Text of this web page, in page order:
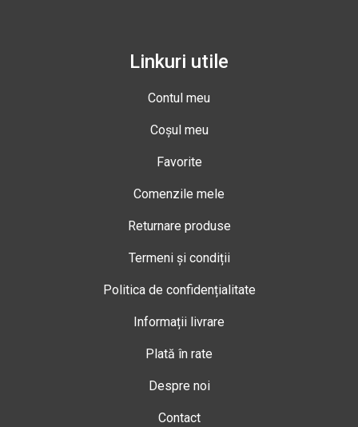
Linkuri utile
Contul meu
Coșul meu
Favorite
Comenzile mele
Returnare produse
Termeni și condiții
Politica de confidențialitate
Informații livrare
Plată în rate
Despre noi
Contact